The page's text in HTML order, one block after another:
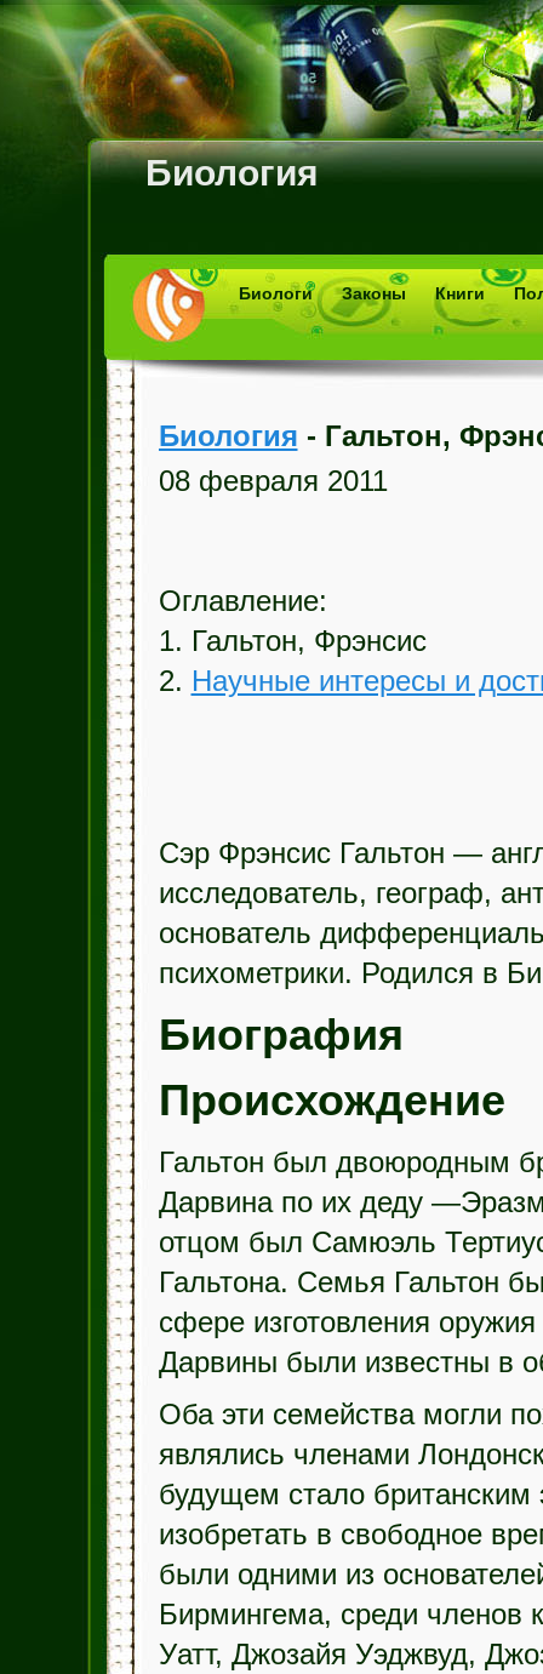
Биология
Биологи Законы Книги
Биология - Гальтон,
08 февраля 2011
Оглавление:
1. Гальтон, Фрэнсис
2. Научные интересы и
Сэр Фрэнсис Гальтон —
исследователь, географ,
основатель
психометрики. Родился в
Биография
Происхождение
Гальтон был двоюродным
Дарвина по их деду
отцом был Самюэль
Гальтона. Семья Гальтон
сфере изготовления
Дарвины были известны в
Оба эти семейства могли
являлись членами
будущем стало
изобретать в свободное
были одними из
Бирмингема, среди членов
Уатт, Джозайя Уэджвуд,